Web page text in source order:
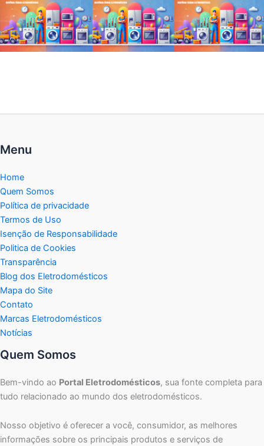
Menu
Home
Quem Somos
Política de privacidade
Termos de Uso
Isenção de Responsabilidade
Politica de Cookies
Transparência
Blog dos Eletrodomésticos
Mapa do Site
Contato
Marcas Eletrodomésticos
Notícias
Quem Somos
Bem-vindo ao Portal Eletrodomésticos, sua fonte completa para
tudo relacionado ao mundo dos eletrodomésticos.
Nosso objetivo é oferecer a você, consumidor, as melhores
informações sobre os principais produtos e serviços de